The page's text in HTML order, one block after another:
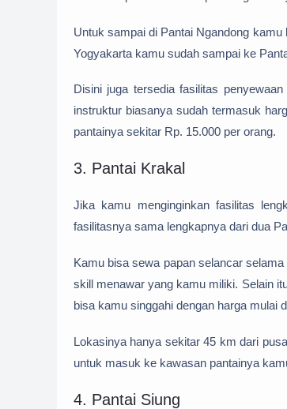
Untuk sampai di Pantai Ngandong
Yogyakarta kamu sudah sampai ke
Disini juga tersedia fasilitas
instruktur biasanya sudah termasuk
pantainya sekitar Rp. 15.000 per orang.
3. Pantai Krakal
Jika kamu menginginkan fasilitas
fasilitasnya sama lengkapnya dari dua
Kamu bisa sewa papan selancar
skill menawar yang kamu miliki. Selain
bisa kamu singgahi dengan harga mulai
Lokasinya hanya sekitar 45 km dari
untuk masuk ke kawasan pantainya
4. Pantai Siung